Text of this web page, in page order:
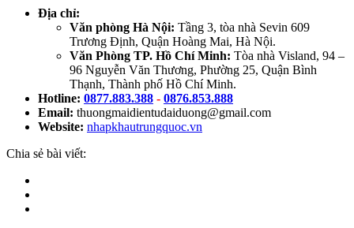
Địa chỉ:
Văn phòng Hà Nội: Tầng 3, tòa nhà Sevin 609
Trương Định, Quận Hoàng Mai, Hà Nội.
Văn Phòng TP. Hồ Chí Minh: Tòa nhà Visland, 94 –
96 Nguyễn Văn Thương, Phường 25, Quận Bình
Thạnh, Thành phố Hồ Chí Minh.
Hotline: 0877.883.388 - 0876.853.888
Email: thuongmaidientudaiduong@gmail.com
Website: nhapkhautrungquoc.vn
Chia sẻ bài viết: